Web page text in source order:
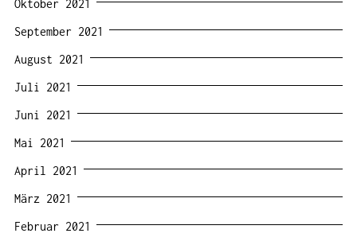
Oktober 2021
September 2021
August 2021
Juli 2021
Juni 2021
Mai 2021
April 2021
März 2021
Februar 2021